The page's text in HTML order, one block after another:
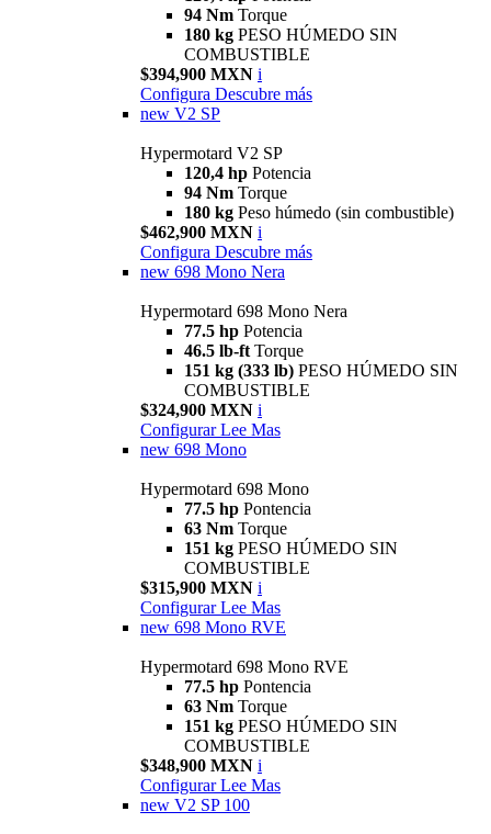
94 Nm Torque
180 kg PESO HÚMEDO SIN
COMBUSTIBLE
$394,900 MXN i
Configura Descubre más
new V2 SP
Hypermotard V2 SP
120,4 hp Potencia
94 Nm Torque
180 kg Peso húmedo (sin combustible)
$462,900 MXN i
Configura Descubre más
new 698 Mono Nera
Hypermotard 698 Mono Nera
77.5 hp Potencia
46.5 lb-ft Torque
151 kg (333 lb) PESO HÚMEDO SIN
COMBUSTIBLE
$324,900 MXN i
Configurar Lee Mas
new 698 Mono
Hypermotard 698 Mono
77.5 hp Pontencia
63 Nm Torque
151 kg PESO HÚMEDO SIN
COMBUSTIBLE
$315,900 MXN i
Configurar Lee Mas
new 698 Mono RVE
Hypermotard 698 Mono RVE
77.5 hp Pontencia
63 Nm Torque
151 kg PESO HÚMEDO SIN
COMBUSTIBLE
$348,900 MXN i
Configurar Lee Mas
new V2 SP 100